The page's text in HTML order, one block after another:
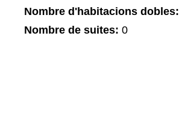
Nombre d'habitacions dobles:
Nombre de suites: 0